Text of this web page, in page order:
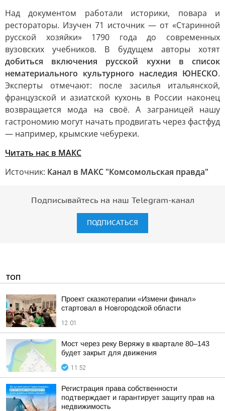
Над документом работали историки, повара и
рестораторы. Изучен 71 источник — от «Старинной
русской хозяйки» 1790 года до современных
вузовских учебников. В будущем авторы хотят
добиться включения русской кухни в список
нематериального культурного наследия ЮНЕСКО.
Эксперты отмечают: после засилья итальянской,
французской и азиатской кухонь в России наконец
возвращается мода на своё. А заграницей нашу
гастрономию могут начать продвигать через фастфуд
— например, крымские чебуреки.
Читать нас в МАКС
Источник: Канал в МАКС "Комсомольская правда"
Подписывайтесь на наш Telegram-канал
ПОДПИСАТЬСЯ
ТОП
Проект сказкотерапии «Измени финал»
стартовал в Новгородской области
12:01
Мост через реку Веряжу в квартале 80–143
будет закрыт для движения
11:52
Регистрация права собственности
подтверждает и гарантирует защиту прав на
недвижимость